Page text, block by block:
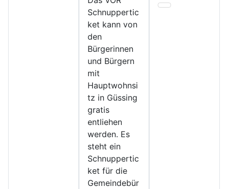
Schnuppertic
ket kann von
den
Bürgerinnen
und Bürgern
mit
Hauptwohnsi
tz in Güssing
gratis
entliehen
werden. Es
steht ein
Schnuppertic
ket für die
Gemeindebür